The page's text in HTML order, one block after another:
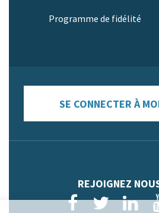
Programme de fidélité
SE CONNECTER À
REJOIGNEZ